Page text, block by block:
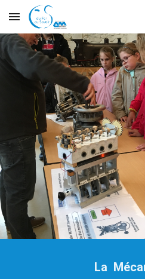
Skip to main content
La